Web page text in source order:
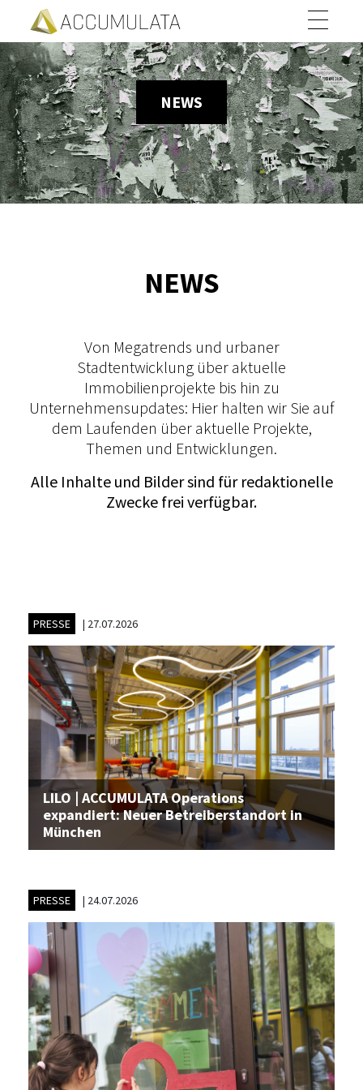
NEWS
NEWS
Von Megatrends und urbaner
Stadtentwicklung über aktuelle
Immobilienprojekte bis hin zu
Unternehmensupdates: Hier halten wir Sie auf
dem Laufenden über aktuelle Projekte,
Themen und Entwicklungen.
Alle Inhalte und Bilder sind für redaktionelle
Zwecke frei verfügbar.
PRESSE | 27.07.2026
LILO | ACCUMULATA Operations
expandiert: Neuer Betreiberstandort in
München
PRESSE | 24.07.2026